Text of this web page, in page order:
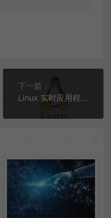
下一篇：
Linux 实时应用程序的配置技巧有哪些？